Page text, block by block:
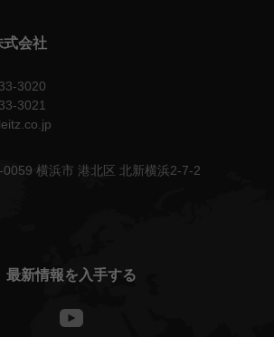
式会社
3020
3021
0059 横浜市 港北区 北新横浜2-7-2
最新情報を入手する